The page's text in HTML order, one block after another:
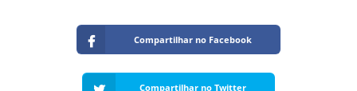
Compartilhar no Facebook
Compartilhar no Twitter